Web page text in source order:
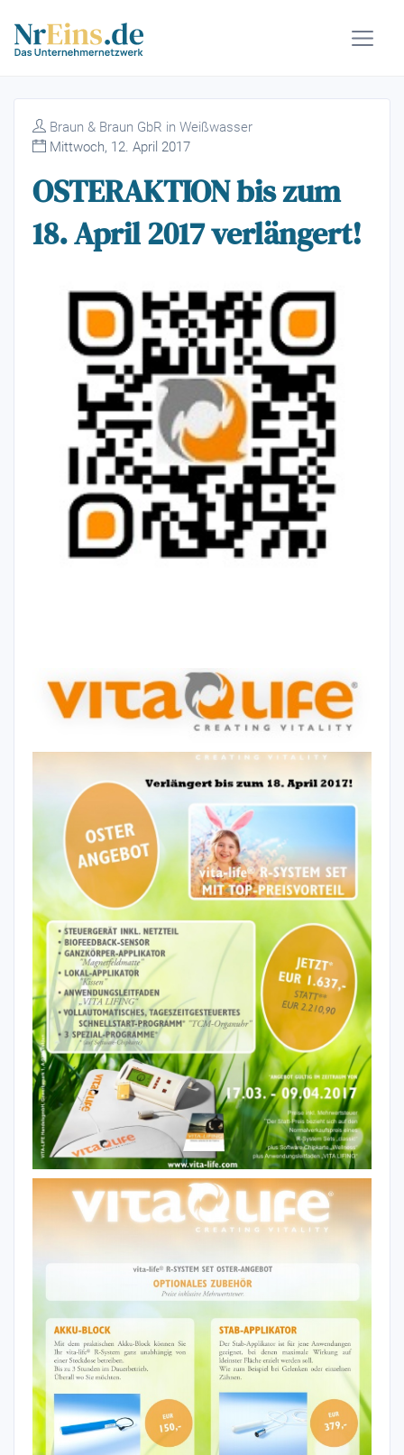
Braun & Braun GbR in Weißwasser
Mittwoch, 12. April 2017
OSTERAKTION bis zum
18. April 2017 verlängert!